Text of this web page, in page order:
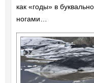
как «годы» в
ногами…